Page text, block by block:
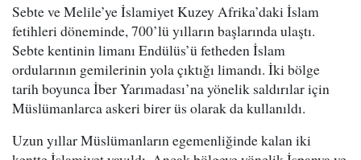
Sebte ve Melile’ye İslamiyet Kuzey Afrika’daki İslam
fetihleri döneminde, 700’lü yılların başlarında ulaştı.
Sebte kentinin limanı Endülüs’ü fetheden İslam
ordularının gemilerinin yola çıktığı limandı. İki bölge
tarih boyunca İber Yarımadası’na yönelik saldırılar için
Müslümanlarca askeri birer üs olarak da kullanıldı.
Uzun yıllar Müslümanların egemenliğinde kalan iki